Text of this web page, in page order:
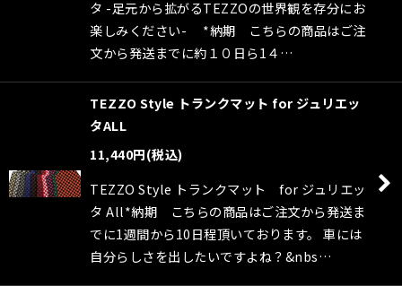
タ -足元から拡がるTEZZOの世界観を存分にお
楽しみください- *納期 こちらの商品はご注
文から発送までに約１０日ら1４…
TEZZO Style トランクマット for ジュリエッ
タALL
11,440円(税込)
TEZZO Style トランクマット for ジュリエッ
タ All*納期 こちらの商品はご注文から発送ま
でに1週間から10日程頂いております。 車には
自分らしさを出したいですよね？&nbs…